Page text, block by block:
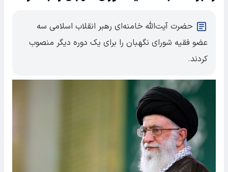
حضرت آیت‌الله خامنه‌ای رهبر انقلاب اسلامی سه
عضو فقیه شورای نگهبان را برای یک دوره دیگر منصوب
کردند.